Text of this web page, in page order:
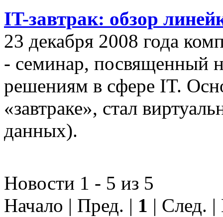
IT-завтрак: обзор
23 декабря 2008 года
- семинар, посвященный
решениям в сфере IT.
«завтраке», стал
данных).
Новости 1 - 5 из 5
Начало | Пред. | 1 | След.